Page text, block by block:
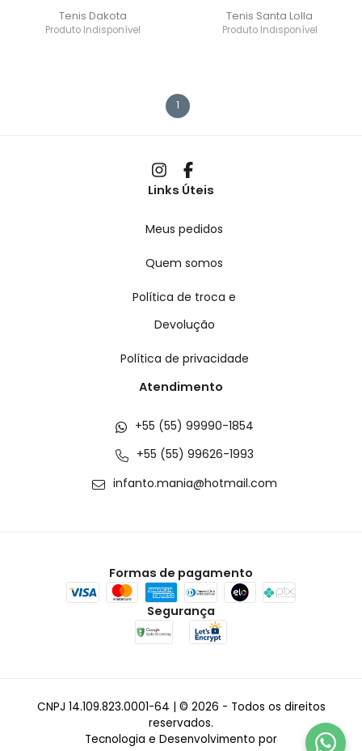
Tenis Dakota
Produto Indisponível
Tenis Santa Lolla
Produto Indisponível
1
Links Úteis
Meus pedidos
Quem somos
Política de troca e
Devolução
Política de privacidade
Atendimento
+55 (55) 99990-1854
+55 (55) 99626-1993
infanto.mania@hotmail.com
Formas de pagamento
Segurança
CNPJ 14.109.823.0001-64 | © 2026 - Todos os direitos
reservados.
Tecnologia e Desenvolvimento por